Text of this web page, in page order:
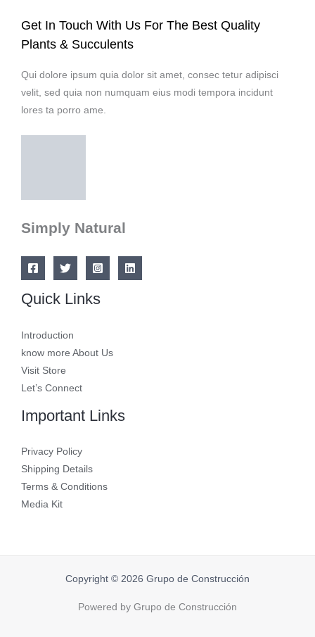
Get In Touch With Us For The Best Quality
Plants & Succulents
Qui dolore ipsum quia dolor sit amet, consec tetur adipisci
velit, sed quia non numquam eius modi tempora incidunt
lores ta porro ame.
Simply Natural
Quick Links
Introduction
know more About Us
Visit Store
Let’s Connect
Important Links
Privacy Policy
Shipping Details
Terms & Conditions
Media Kit
Copyright © 2026 Grupo de Construcción
Powered by Grupo de Construcción